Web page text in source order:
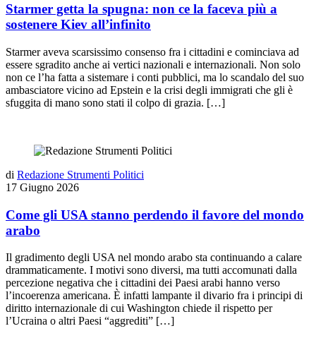
Starmer getta la spugna: non ce la faceva più a
sostenere Kiev all’infinito
Starmer aveva scarsissimo consenso fra i cittadini e cominciava ad
essere sgradito anche ai vertici nazionali e internazionali. Non solo
non ce l’ha fatta a sistemare i conti pubblici, ma lo scandalo del suo
ambasciatore vicino ad Epstein e la crisi degli immigrati che gli è
sfuggita di mano sono stati il colpo di grazia. […]
di Redazione Strumenti Politici
17 Giugno 2026
Come gli USA stanno perdendo il favore del mondo
arabo
Il gradimento degli USA nel mondo arabo sta continuando a calare
drammaticamente. I motivi sono diversi, ma tutti accomunati dalla
percezione negativa che i cittadini dei Paesi arabi hanno verso
l’incoerenza americana. È infatti lampante il divario fra i principi di
diritto internazionale di cui Washington chiede il rispetto per
l’Ucraina o altri Paesi “aggrediti” […]